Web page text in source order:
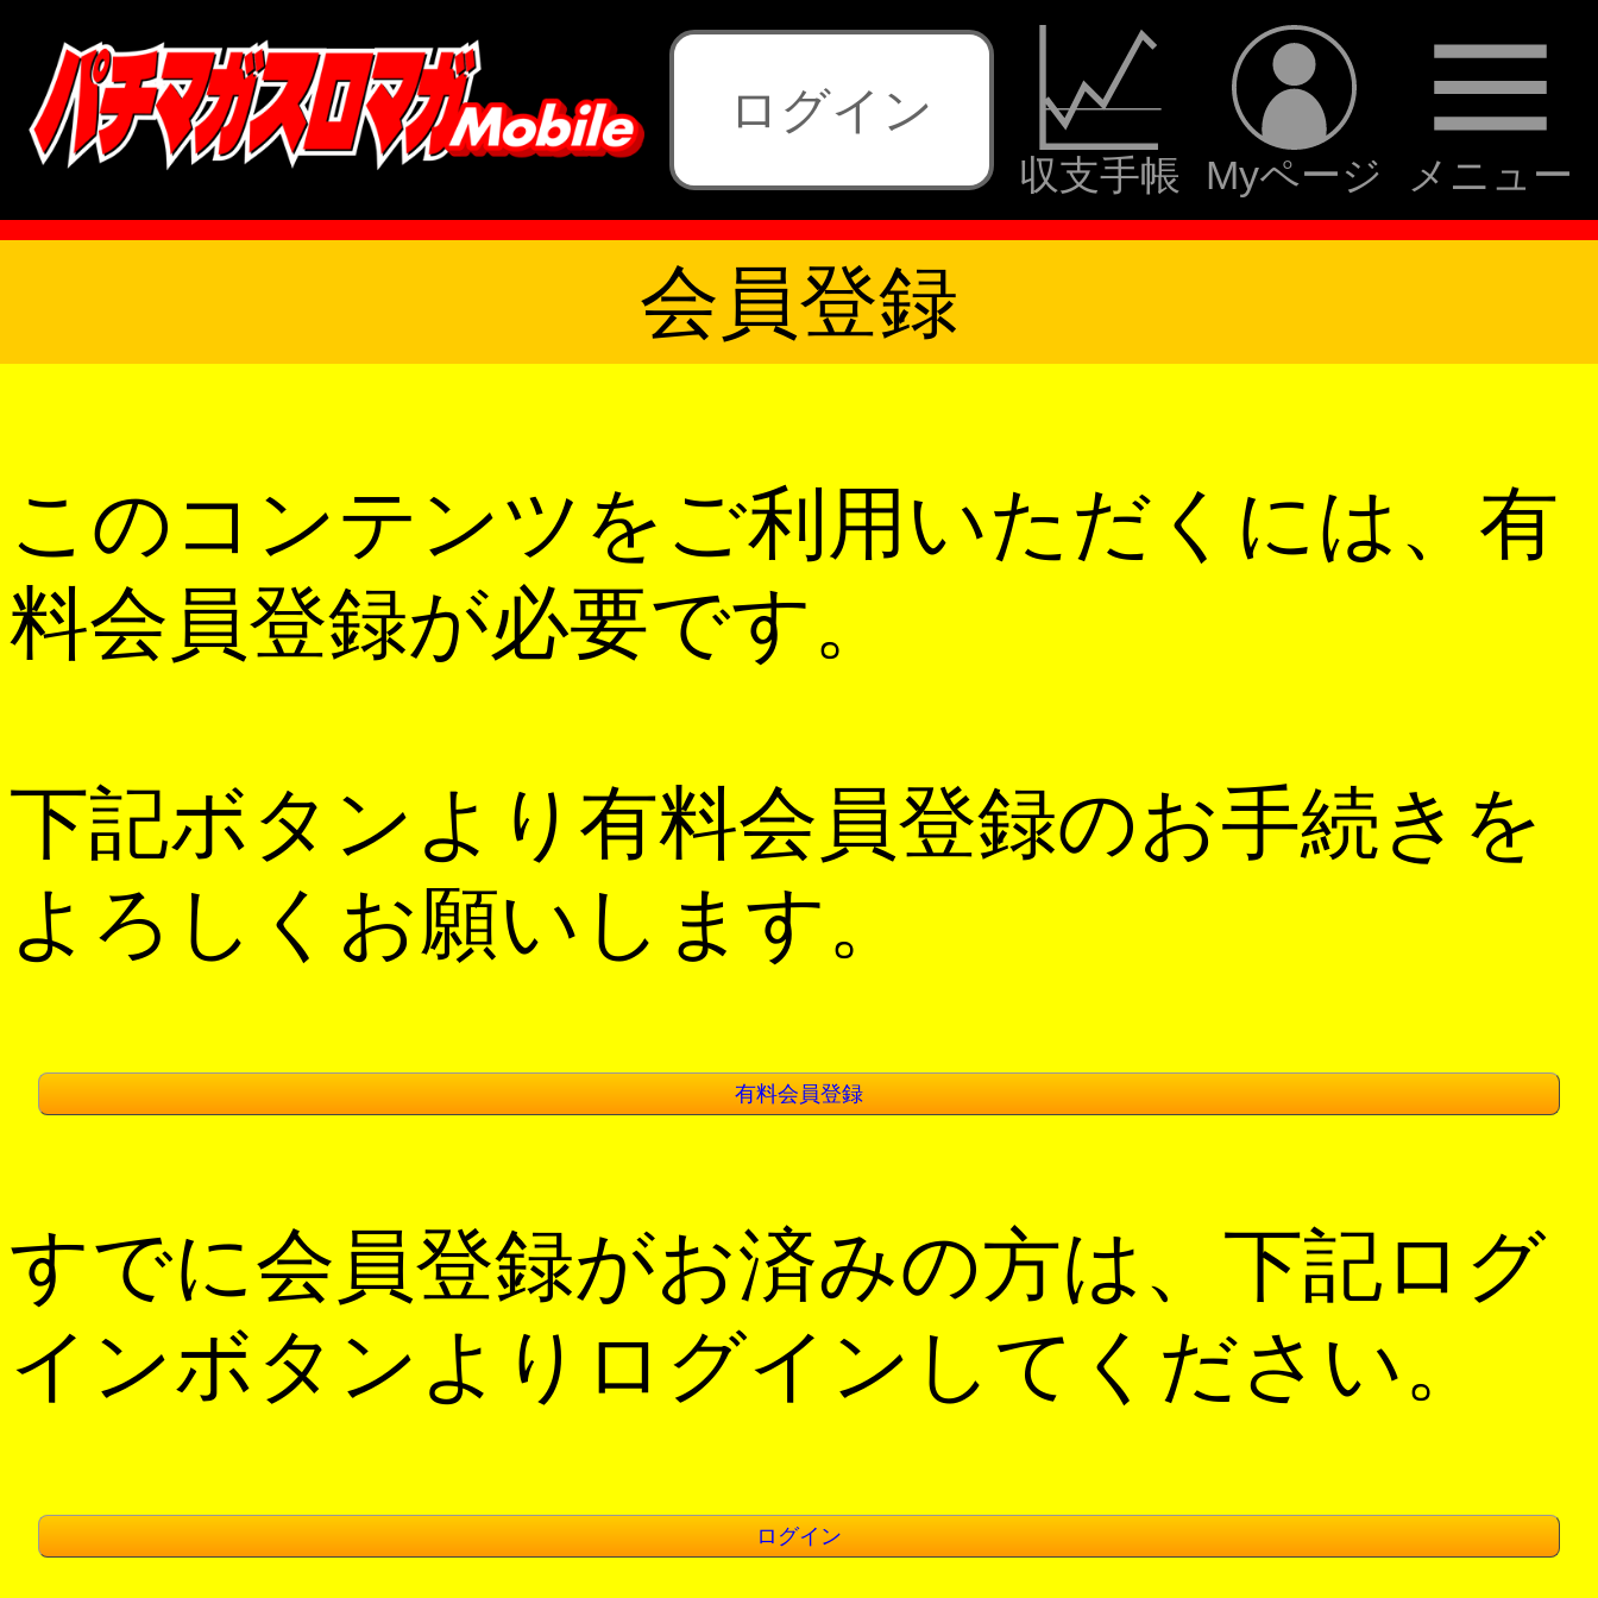
ログイン
収支手帳 Myページ メニュー
会員登録
このコンテンツをご利用いただくには、有
料会員登録が必要です。
下記ボタンより有料会員登録のお手続きを
よろしくお願いします。
有料会員登録
すでに会員登録がお済みの方は、下記ログ
インボタンよりログインしてください。
ログイン